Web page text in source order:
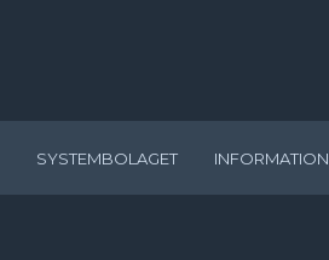
SYSTEMBOLAGET INFORMATION